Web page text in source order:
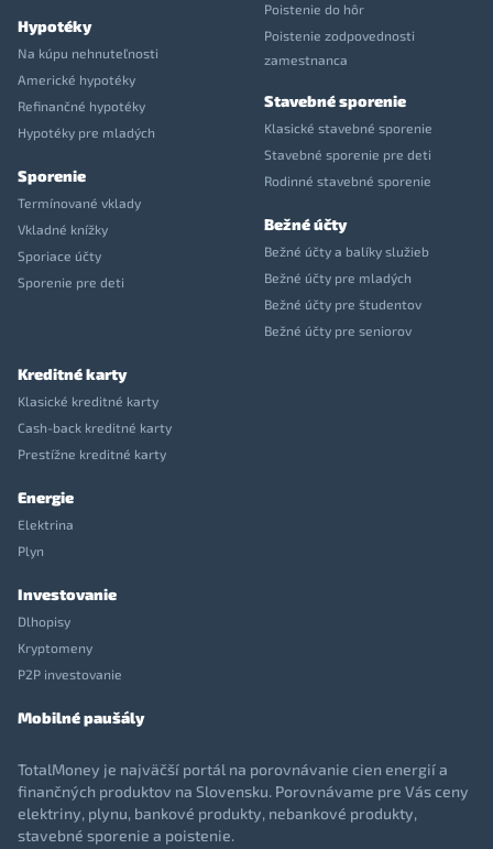
Hypotéky
Na kúpu nehnuteľnosti
Americké hypotéky
Refinančné hypotéky
Hypotéky pre mladých
Sporenie
Termínované vklady
Vkladné knížky
Sporiace účty
Sporenie pre deti
Poistenie do hôr
Poistenie zodpovednosti
zamestnanca
Stavebné sporenie
Klasické stavebné sporenie
Stavebné sporenie pre deti
Rodinné stavebné sporenie
Bežné účty
Bežné účty a balíky služieb
Bežné účty pre mladých
Bežné účty pre študentov
Bežné účty pre seniorov
Kreditné karty
Klasické kreditné karty
Cash-back kreditné karty
Prestížne kreditné karty
Energie
Elektrina
Plyn
Investovanie
Dlhopisy
Kryptomeny
P2P investovanie
Mobilné paušály
TotalMoney je najväčší portál na porovnávanie cien energií a
finančných produktov na Slovensku. Porovnávame pre Vás ceny
elektriny, plynu, bankové produkty, nebankové produkty,
stavebné sporenie a poistenie.